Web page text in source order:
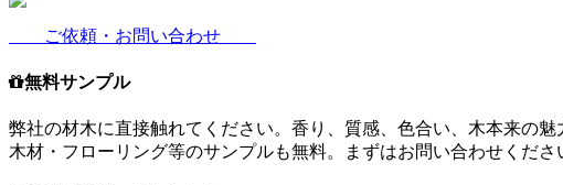
ご依頼・お問い合わせ
無料サンプル
弊社の材木に直接触れてください。香り、質感、色合い、木本来の魅
木材・フローリング等のサンプルも無料。まずはお問い合わせくださ